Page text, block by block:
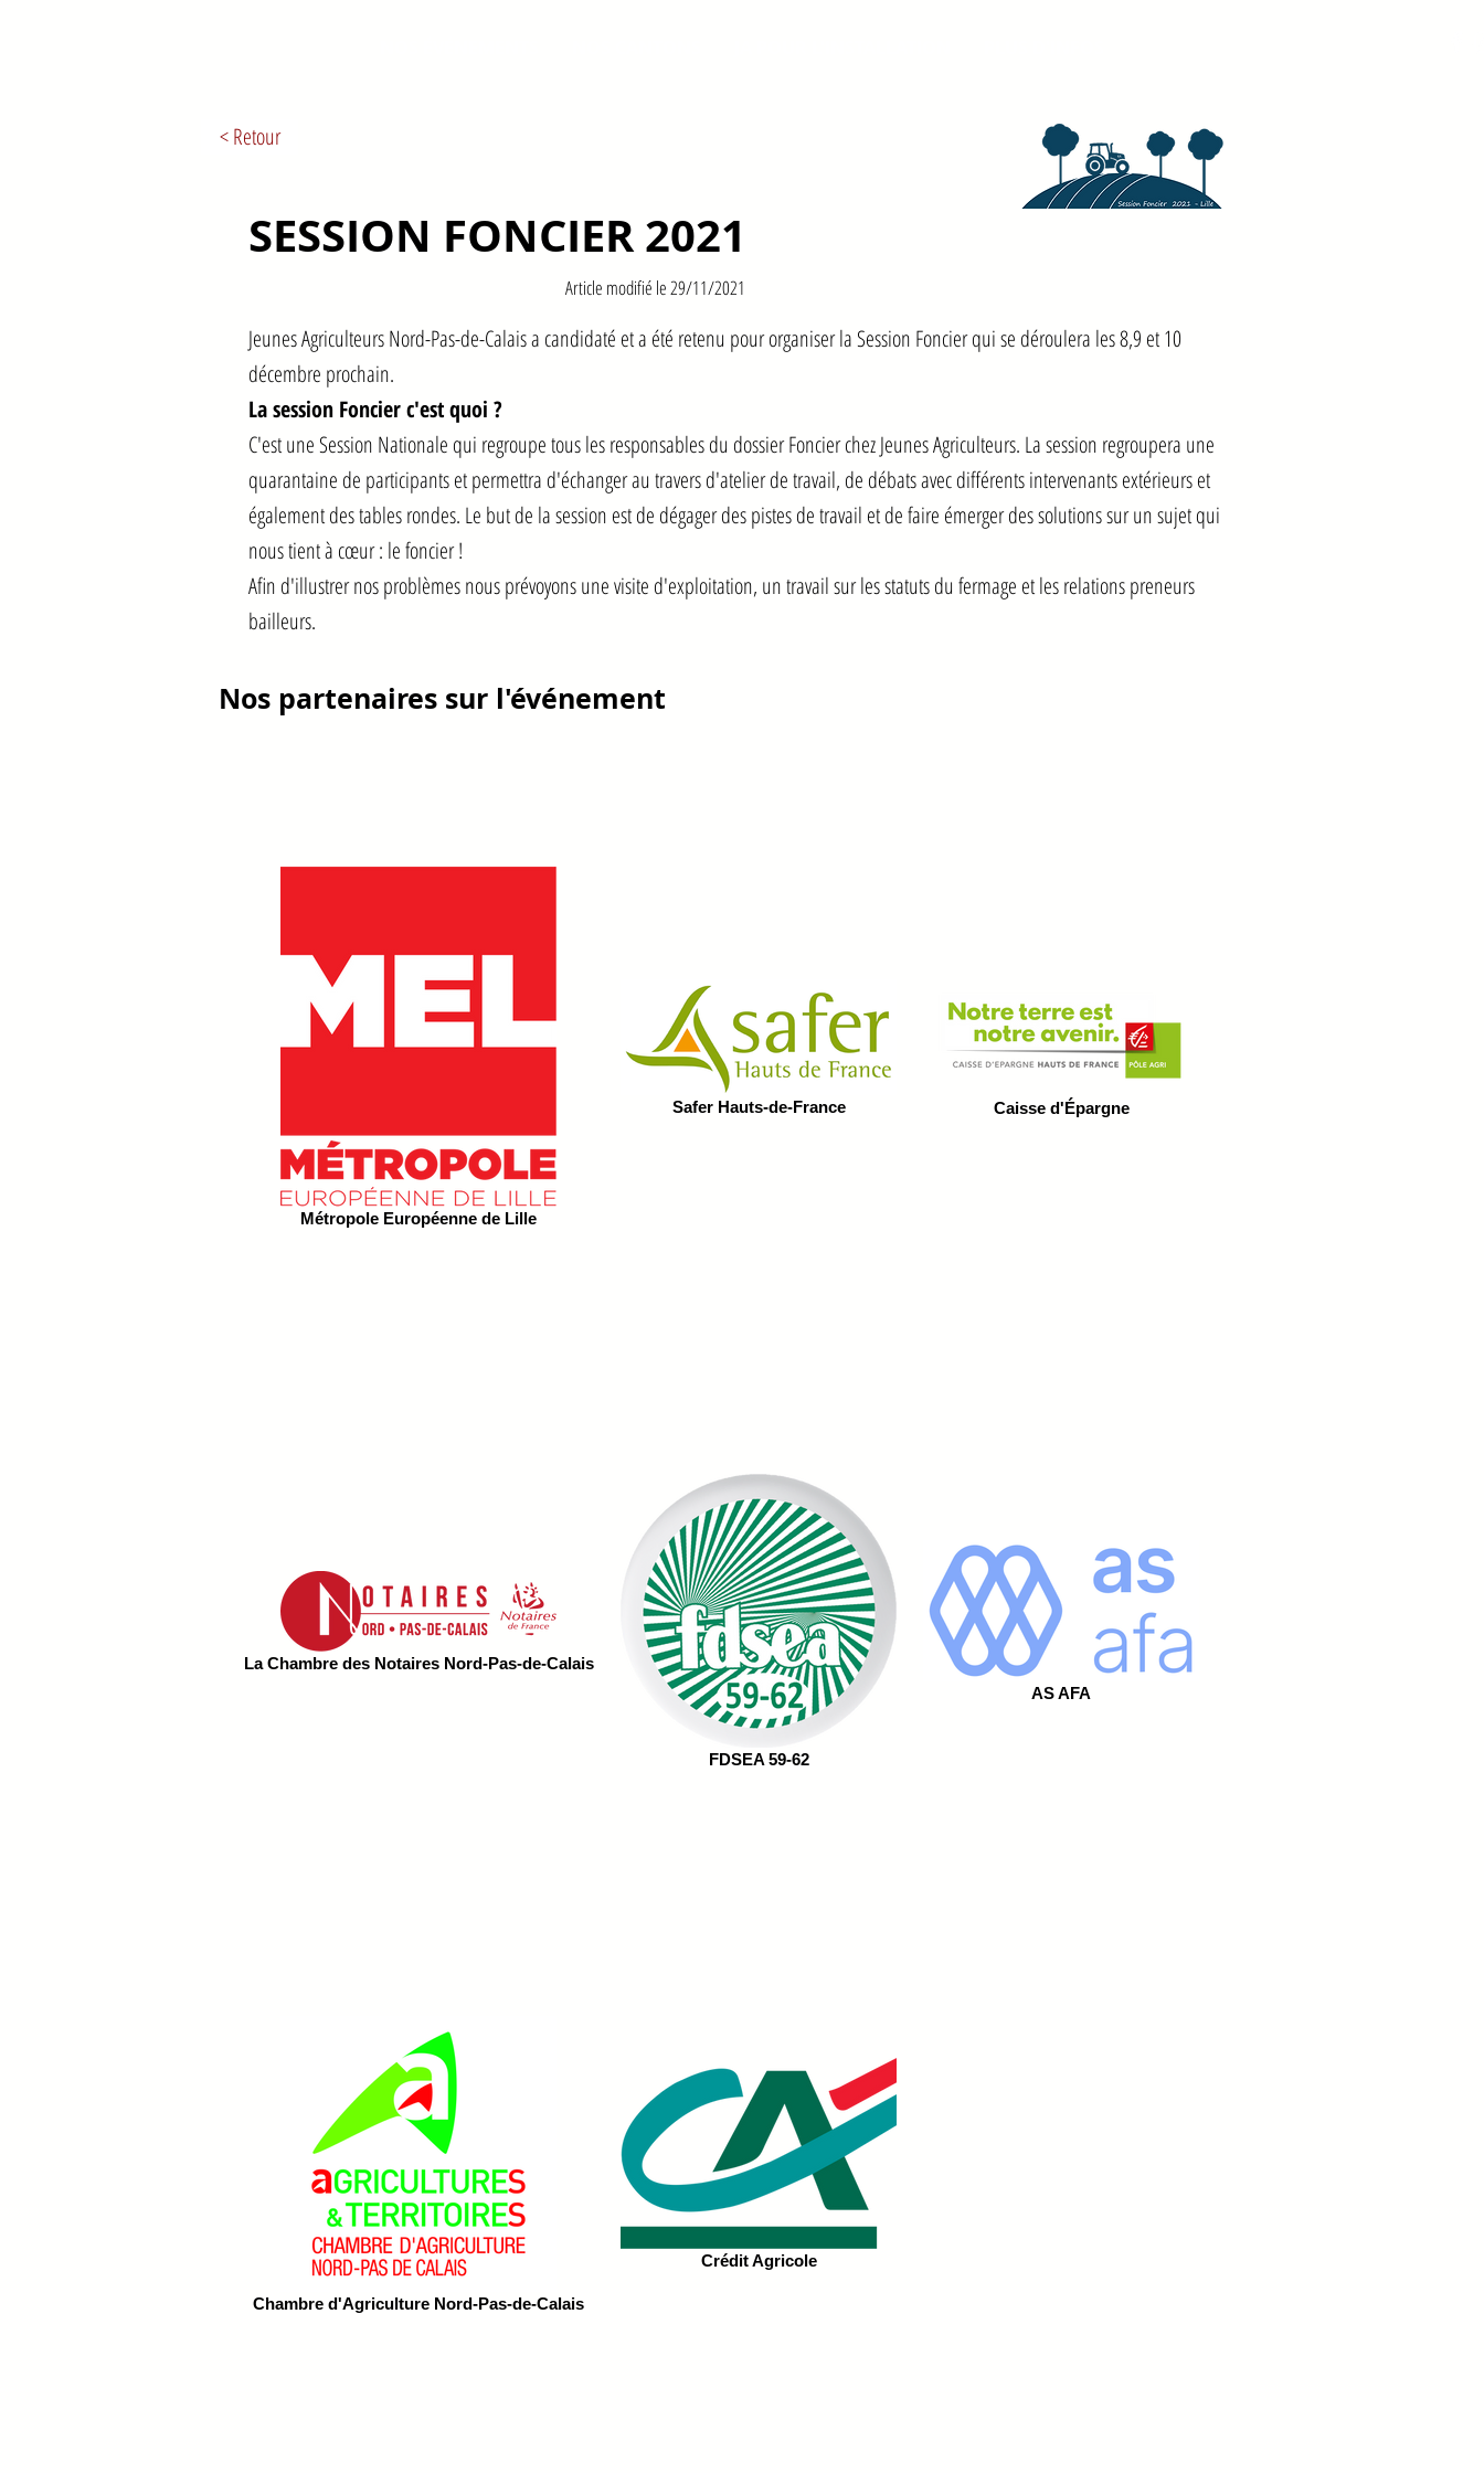
< Retour
SESSION FONCIER 2021
Article modifié le 29/11/2021
Jeunes Agriculteurs Nord-Pas-de-Calais a candidaté et a été retenu pour organiser la Session Foncier qui se déroulera les 8,9 et 10
décembre prochain.
La session Foncier c'est quoi ?
C'est une Session Nationale qui regroupe tous les responsables du dossier Foncier chez Jeunes Agriculteurs. La session regroupera une
quarantaine de participants et permettra d'échanger au travers d'atelier de travail, de débats avec différents intervenants extérieurs et
également des tables rondes. Le but de la session est de dégager des pistes de travail et de faire émerger des solutions sur un sujet qui
nous tient à cœur : le foncier !
Afin d'illustrer nos problèmes nous prévoyons une visite d'exploitation, un travail sur les statuts du fermage et les relations preneurs
bailleurs.
Nos partenaires sur l'événement
Métropole Européenne de Lille
Safer Hauts-de-France Caisse d'Épargne
La Chambre des Notaires Nord-Pas-de-Calais
FDSEA 59-62
AS AFA
Chambre d'Agriculture Nord-Pas-de-Calais
Crédit Agricole